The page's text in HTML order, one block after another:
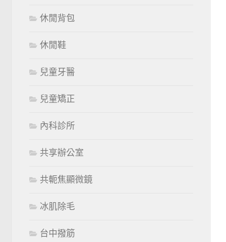
休閒背包
休閒鞋
兒童牙醫
兒童矯正
內科診所
共享辦公室
共軛焦顯微鏡
冰肌除毛
台中撥筋